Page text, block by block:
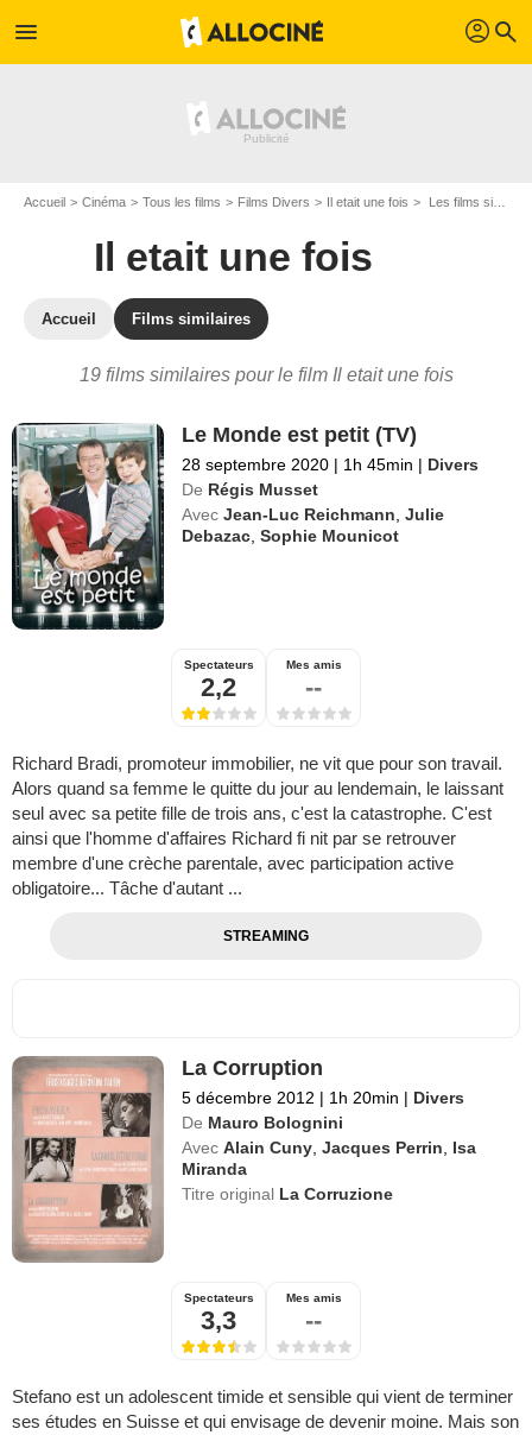
menu profil search
Accueil Cinéma Tous les films Films Divers Il etait une fois Les films similaires à "Il etait une fois"
Il etait une fois
Accueil Films similaires
19 films similaires pour le film Il etait une fois
Le Monde est petit (TV)
28 septembre 2020 | 1h 45min | Divers
De Régis Musset
Avec Jean-Luc Reichmann ,Julie
Debazac ,Sophie Mounicot
Spectateurs
2,2
Mes amis
--
Richard Bradi, promoteur immobilier, ne vit que pour son travail.
Alors quand sa femme le quitte du jour au lendemain, le laissant
seul avec sa petite fille de trois ans, c'est la catastrophe. C'est
ainsi que l'homme d'affaires Richard fi nit par se retrouver
membre d'une crèche parentale, avec participation active
obligatoire... Tâche d'autant ...
STREAMING
La Corruption
5 décembre 2012 | 1h 20min | Divers
De Mauro Bolognini
Avec Alain Cuny ,Jacques Perrin
Isa
Miranda
Titre original La Corruzione
Spectateurs
3,3
Mes amis
--
Stefano est un adolescent timide et sensible qui vient de terminer
ses études en Suisse et qui envisage de devenir moine. Mais son